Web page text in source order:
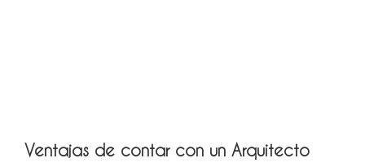
Ventajas de contar con un Arquitecto